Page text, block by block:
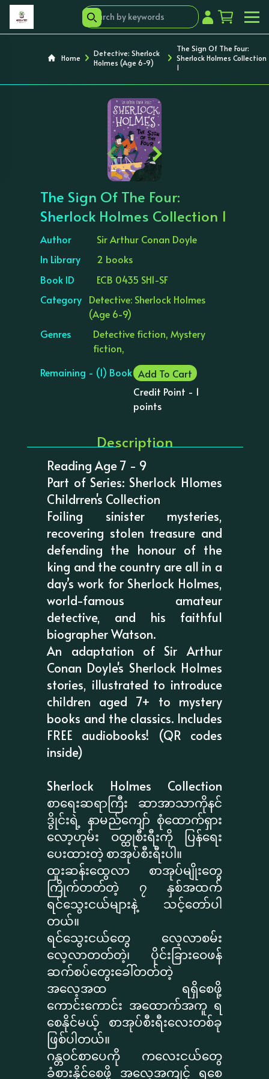
Home
Detective: Sherlock
Holmes (Age 6-9)
The Sign Of The Four:
Sherlock Holmes Collection
1
‹ ›
The Sign Of The Four:
Sherlock Holmes Collection 1
Author
Sir Arthur Conan Doyle
In Library
2 books
Book ID
ECB 0435 SH1-SF
Category Detective: Sherlock Holmes
(Age 6-9)
Genres
Detective fiction, Mystery
fiction,
Remaining - (1) Book Add To Cart
Credit Point - 1
points
Description
Reading Age 7 - 9
Part of Series: Sherlock Hlomes
Childrren's Collection
Foiling sinister mysteries,
recovering stolen treasure and
defending the honour of the
king and the country are all in a
day’s work for Sherlock Holmes,
world-famous amateur
detective, and his faithful
biographer Watson.
An adaptation of Sir Arthur
Conan Doyle's Sherlock Holmes
stories, illustrated to introduce
children aged 7+ to mystery
books and the classics. Includes
FREE audiobooks! (QR codes
inside)
Sherlock Holmes Collection
စာရေးဆရာကြီး ဆာအာသာကိုနင်
ဒွိုင်းရဲ့ နာမည်ကျော် စုံထောက်ရှား
လော့ဟုမ်း ဝတ္ထုစီးရီးကို ပြန်ရေး
ပေးထားတဲ့ စာအုပ်စီးရီးပါ။
ထူးဆန်းထွေလာ စာအုပ်မျိုးတွေ
ကြိုက်တတ်တဲ့ ၇ နှစ်အထက်
ရင်သွေးငယ်များနဲ့ သင့်တော်ပါ
တယ်။
ရင်သွေးငယ်တွေ လေ့လာစမ်း
လေ့လာတတ်တဲ့၊ ပိုင်းခြားဝေဖန်
ဆက်စပ်တွေးခေါ်တတ်တဲ့
အလေ့အထ ရရှိစေဖို့
ကောင်းကောင်း အထောက်အကူ ရ
စေနိုင်မယ့် စာအုပ်စီးရီးလေးတစ်ခု
ဖြစ်ပါတယ်။
ဂန္တဝင်စာပေကို ကလေးငယ်တွေ
ခံစားနိုင်စေဖို့ အလေ့အကျင့် ရစေ